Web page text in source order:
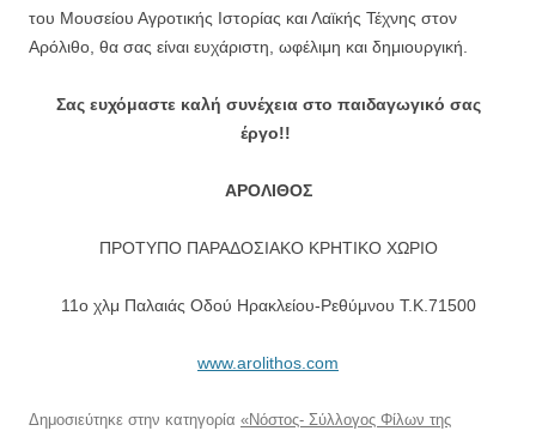
του Μουσείου Αγροτικής Ιστορίας και Λαϊκής Τέχνης στον
Αρόλιθο, θα σας είναι ευχάριστη, ωφέλιμη και δημιουργική.
Σας ευχόμαστε καλή συνέχεια στο παιδαγωγικό σας
έργο!!
ΑΡΟΛΙΘΟΣ
ΠΡΟΤΥΠΟ ΠΑΡΑΔΟΣΙΑΚΟ ΚΡΗΤΙΚΟ ΧΩΡΙΟ
11ο χλμ Παλαιάς Οδού Ηρακλείου-Ρεθύμνου T.K.71500
www.arolithos.com
Δημοσιεύτηκε στην κατηγορία «Νόστος- Σύλλογος Φίλων της